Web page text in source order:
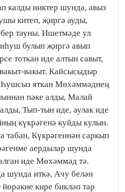
калды никтер шунда, авыз
китеп, җиргә ауды,
тауны. Ишетмәде ул
булып җиргә авып
тоткан иде алтын савыт,
вакыт. Кайсысыдыр
яткан Мөхәммәднең
пәке алды, Малай
Тып-тын иде, аулак иде
күкрәгенә куйды кулын.
табан, Күкрәгеннән саркып
аердылар шунда
иде Мөхәммәд тә.
шунда иткә, Ачу белән
кире бикләп тар